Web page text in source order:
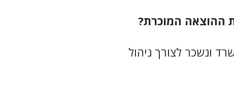
ההוצאה המוכרת?
ונשכר לצורך ניהול